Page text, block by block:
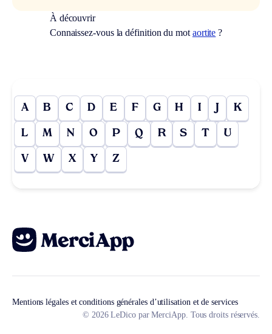
À découvrir
Connaissez-vous la définition du mot aortite ?
A B C D E F G H I J K
L M N O P Q R S T U
V W X Y Z
Mentions légales et conditions générales d’utilisation et de services
© 2026 LeDico par MerciApp. Tous droits réservés.